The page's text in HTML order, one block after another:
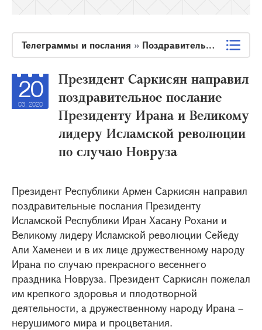
Телеграммы и послания » Поздравительные телеграммы и послания
20
03, 2020
Президент Саркисян направил
поздравительное послание
Президенту Ирана и Великому
лидеру Исламской революции
по случаю Новруза
Президент Республики Армен Саркисян направил
поздравительные послания Президенту
Исламской Республики Иран Хасану Рохани и
Великому лидеру Исламской революции Сейеду
Али Хаменеи и в их лице дружественному народу
Ирана по случаю прекрасного весеннего
праздника Новруза. Президент Саркисян пожелал
им крепкого здоровья и плодотворной
деятельности, а дружественному народу Ирана –
нерушимого мира и процветания.